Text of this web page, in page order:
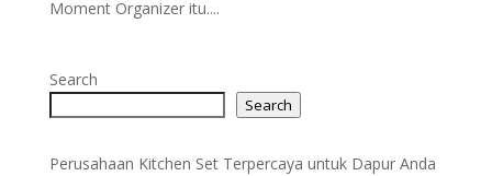
Moment Organizer itu....
Search
Search
Perusahaan Kitchen Set Terpercaya untuk Dapur Anda